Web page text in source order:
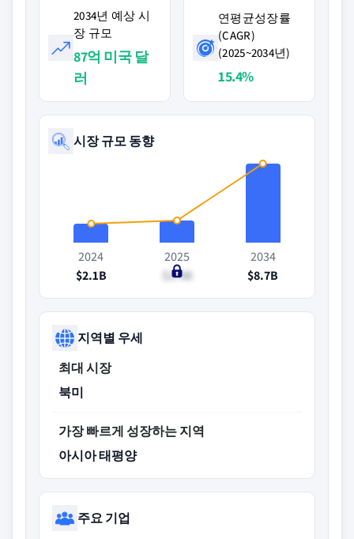
2034년 예상 시
장 규모
87억 미국 달
러
연평균성장률
(CAGR)
(2025~2034년)
15.4%
시장 규모 동향
2024
$2.1B
2025
$2.4B
2034
$8.7B
지역별 우세
최대 시장
북미
가장 빠르게 성장하는 지역
아시아 태평양
주요 기업